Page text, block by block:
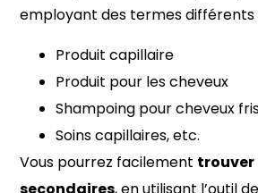
employant des termes différents
Produit capillaire
Produit pour les cheveux
Shampoing pour cheveux
Soins capillaires, etc.
Vous pourrez facilement trouver
secondaires, en utilisant l’outil